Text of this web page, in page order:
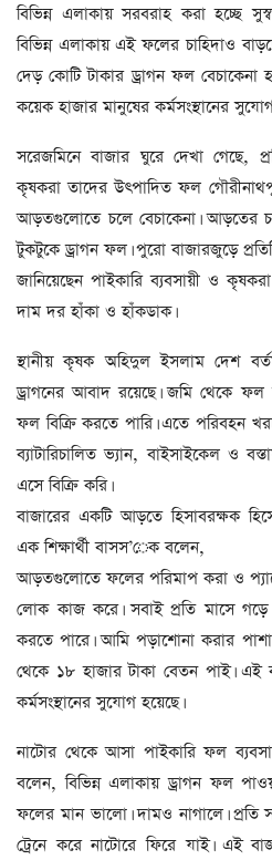
বিভিন্ন এলাকায় সরবরাহ করা হচ্ছে
বিভিন্ন এলাকায় এই ফলের চাহিদাও
দেড় কোটি টাকার ড্রাগন ফল
কয়েক হাজার মানুষের কর্মসংস্থানের সুযোগ
সরেজমিনে বাজার ঘুরে দেখা গেছে,
কৃষকরা তাদের উৎপাদিত ফল
আড়তগুলোতে চলে বেচাকেনা। আড়তের
টুকটুকে ড্রাগন ফল। পুরো বাজারজুড়ে
জানিয়েছেন পাইকারি ব্যবসায়ী ও
দাম দর হাঁকা ও হাঁকডাক।
স্থানীয় কৃষক অহিদুল ইসলাম দেশ
ড্রাগনের আবাদ রয়েছে। জমি থেকে
ফল বিক্রি করতে পারি। এতে পরিবহন
ব্যাটারিচালিত ভ্যান, বাইসাইকেল ও
এসে বিক্রি করি।
বাজারের একটি আড়তে হিসাবরক্ষক
এক শিক্ষার্থী বাসস’েক বলেন,
আড়তগুলোতে ফলের পরিমাপ করা ও
লোক কাজ করে। সবাই প্রতি মাসে
করতে পারে। আমি পড়াশোনা করার
থেকে ১৮ হাজার টাকা বেতন পাই।
কর্মসংস্থানের সুযোগ হয়েছে।
নাটোর থেকে আসা পাইকারি ফল
বলেন, বিভিন্ন এলাকায় ড্রাগন ফল
ফলের মান ভালো। দামও নাগালে। প্রতি
ট্রেনে করে নাটোরে ফিরে যাই। এই